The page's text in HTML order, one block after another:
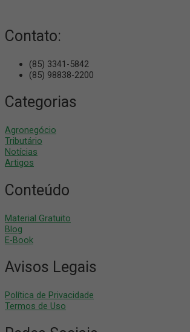
Contato:
(85) 3341-5842
(85) 98838-2200
Categorias
Agronegócio
Tributário
Notícias
Artigos
Conteúdo
Material Gratuito
Blog
E-Book
Avisos Legais
Política de Privacidade
Termos de Uso